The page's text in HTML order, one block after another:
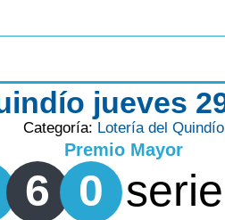
jueves
Categoría: Lotería del Quindío
Premio Mayor
6 0 serie